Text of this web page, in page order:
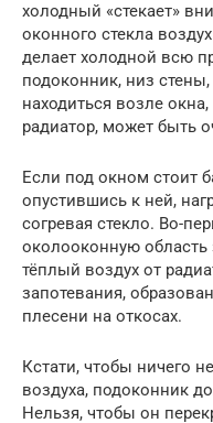
холодный «стекает»
оконного стекла
делает холодной всю
подоконник, низ
находиться возле
радиатор, может быть
Если под окном стоит
опустившись к ней,
согревая стекло. Во-
околооконную область
тёплый воздух от
запотевания,
плесени на откосах.
Кстати, чтобы ничего
воздуха, подоконник
Нельзя, чтобы он